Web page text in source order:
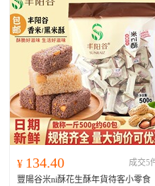
¥ 134.40
成交5
豐陽谷米ni酥花生酥年貨待客小零食